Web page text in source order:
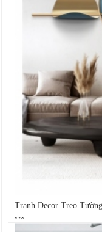
Tranh Decor Treo
Yêu...